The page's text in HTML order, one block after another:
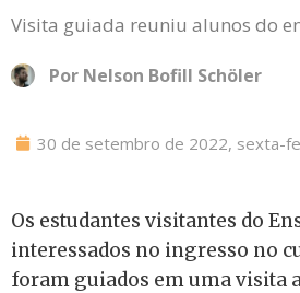
Visita guiada reuniu alunos do
Por Nelson Bofill Schöler
30 de setembro de 2022, sexta-
Os estudantes visitantes do
interessados no ingresso no
foram guiados em uma visita